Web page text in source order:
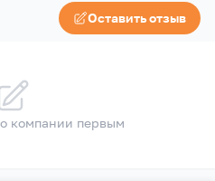
Оставить отзыв
о компании первым